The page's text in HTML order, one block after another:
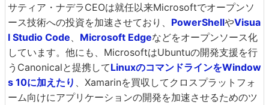
サティア・ナデラCEOは就任以来Microsoftでオープンソ
ース技術への投資を加速させており、 PowerShellやVisua
l Studio Code
Microsoft Edgeなどをオープンソース化
しています。他にも、MicrosoftはUbuntuの開発支援を行
うCanonicalと提携してLinuxのコマンドラインをWindow
s 10に加えたり
、Xamarinを買収してクロスプラットフォ
ーム向けにアプリケーションの開発を加速させるためのツ